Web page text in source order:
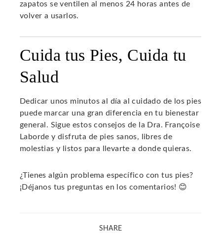
zapatos se ventilen al menos 24 horas antes de
volver a usarlos.
Cuida tus Pies, Cuida tu
Salud
Dedicar unos minutos al día al cuidado de los pies
puede marcar una gran diferencia en tu bienestar
general. Sigue estos consejos de la Dra. Françoise
Laborde y disfruta de pies sanos, libres de
molestias y listos para llevarte a donde quieras.
¿Tienes algún problema específico con tus pies?
¡Déjanos tus preguntas en los comentarios! 😊
SHARE